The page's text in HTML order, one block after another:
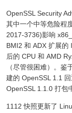
OpenSSL Security
其中一个中等危险程
2017-3736)影响
BMI2 和 ADX 扩展的
后的 CPU 和 AMD
（尽管很困难）。
建的 OpenSSL 1.1
OpenSSL 1.1.0 打包
1112 快照更新了